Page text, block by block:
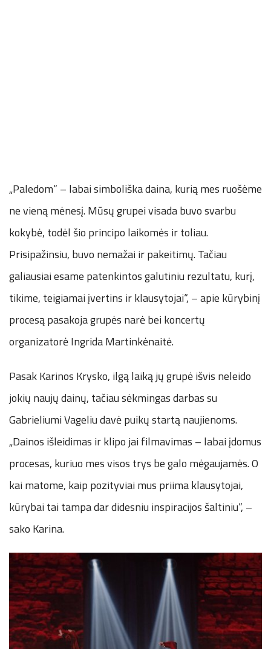
„Paledom“ – labai simboliška daina, kurią mes ruošėme
ne vieną mėnesį. Mūsų grupei visada buvo svarbu
kokybė, todėl šio principo laikomės ir toliau.
Prisipažinsiu, buvo nemažai ir pakeitimų. Tačiau
galiausiai esame patenkintos galutiniu rezultatu, kurį,
tikime, teigiamai įvertins ir klausytojai“, – apie kūrybinį
procesą pasakoja grupės narė bei koncertų
organizatorė Ingrida Martinkėnaitė.
Pasak Karinos Krysko, ilgą laiką jų grupė išvis neleido
jokių naujų dainų, tačiau sėkmingas darbas su
Gabrieliumi Vageliu davė puikų startą naujienoms.
„Dainos išleidimas ir klipo jai filmavimas – labai įdomus
procesas, kuriuo mes visos trys be galo mėgaujamės. O
kai matome, kaip pozityviai mus priima klausytojai,
kūrybai tai tampa dar didesniu inspiracijos šaltiniu“, –
sako Karina.